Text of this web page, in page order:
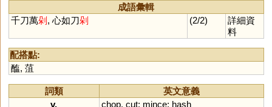
成語彙輯
千刀萬剁 , 心如刀剁 (2/2)
詳細資
料
配搭點:
醢, 菹
詞類
英文意義
v.
chop, cut; mince; hash